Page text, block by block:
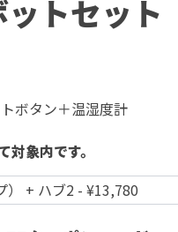
トセット
ボタン＋温湿度計
象内です。